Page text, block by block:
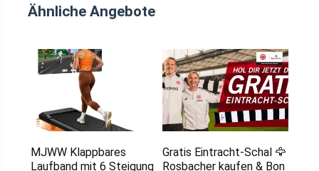
Ähnliche Angebote
MJWW Klappbares
Laufband mit 6 Steigung
Gratis Eintracht-Schal 🦅
Rosbacher kaufen & Bon